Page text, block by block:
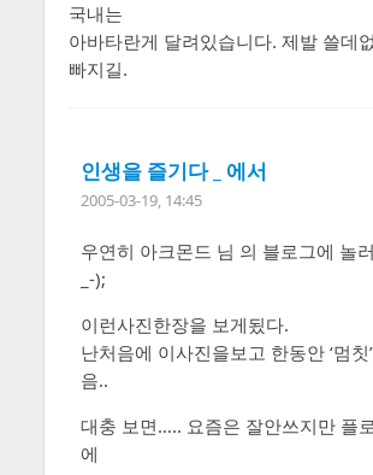
국내는
아바타란게 달려있습니다. 제발 쓸데
빠지길.
인생을 즐기다 _ 에서
2005-03-19, 14:45
우연히 아크몬드 님 의 블로그에 놀
_-);
이런사진한장을 보게됬다.
난처음에 이사진을보고 한동안 ‘멈
음..
대충 보면….. 요즘은 잘안쓰지만 플
에